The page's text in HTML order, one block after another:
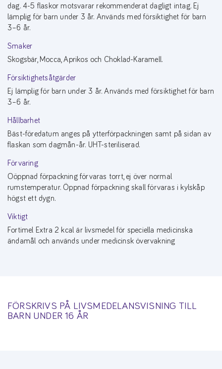
dag. 4-5 flaskor motsvarar rekommenderat dagligt intag. Ej
lämplig för barn under 3 år. Används med försiktighet för barn
3–6 år.
Smaker
Skogsbär, Mocca, Aprikos och Choklad-Karamell.
Försiktighetsåtgärder
Ej lämplig för barn under 3 år. Används med försiktighet för barn
3–6 år.
Hållbarhet
Bäst-föredatum anges på ytterförpackningen samt på sidan av
flaskan som dagmån-år. UHT-steriliserad.
Förvaring
Oöppnad förpackning förvaras torrt, ej över normal
rumstemperatur. Öppnad förpackning skall förvaras i kylskåp
högst ett dygn.
Viktigt
Fortimel Extra 2 kcal är livsmedel för speciella medicinska
ändamål och används under medicinsk övervakning
FÖRSKRIVS PÅ LIVSMEDELANSVISNING TILL
BARN UNDER 16 ÅR